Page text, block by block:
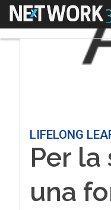
Menu
LIFELONG
Per la
una